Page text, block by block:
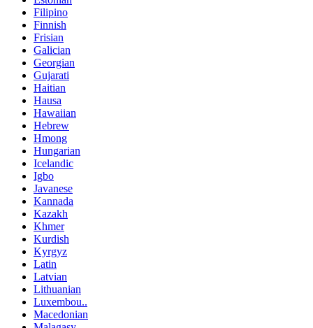
Filipino
Finnish
Frisian
Galician
Georgian
Gujarati
Haitian
Hausa
Hawaiian
Hebrew
Hmong
Hungarian
Icelandic
Igbo
Javanese
Kannada
Kazakh
Khmer
Kurdish
Kyrgyz
Latin
Latvian
Lithuanian
Luxembou..
Macedonian